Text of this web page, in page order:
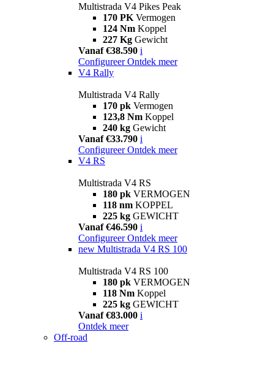
Multistrada V4 Pikes Peak
170 PK Vermogen
124 Nm Koppel
227 Kg Gewicht
Vanaf €38.590 i
Configureer Ontdek meer
V4 Rally
Multistrada V4 Rally
170 pk Vermogen
123,8 Nm Koppel
240 kg Gewicht
Vanaf €33.790 i
Configureer Ontdek meer
V4 RS
Multistrada V4 RS
180 pk VERMOGEN
118 nm KOPPEL
225 kg GEWICHT
Vanaf €46.590 i
Configureer Ontdek meer
new Multistrada V4 RS 100
Multistrada V4 RS 100
180 pk VERMOGEN
118 Nm Koppel
225 kg GEWICHT
Vanaf €83.000 i
Ontdek meer
Off-road